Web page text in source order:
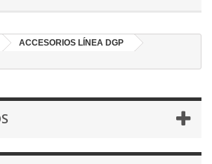
ACCESORIOS LÍNEA DGP